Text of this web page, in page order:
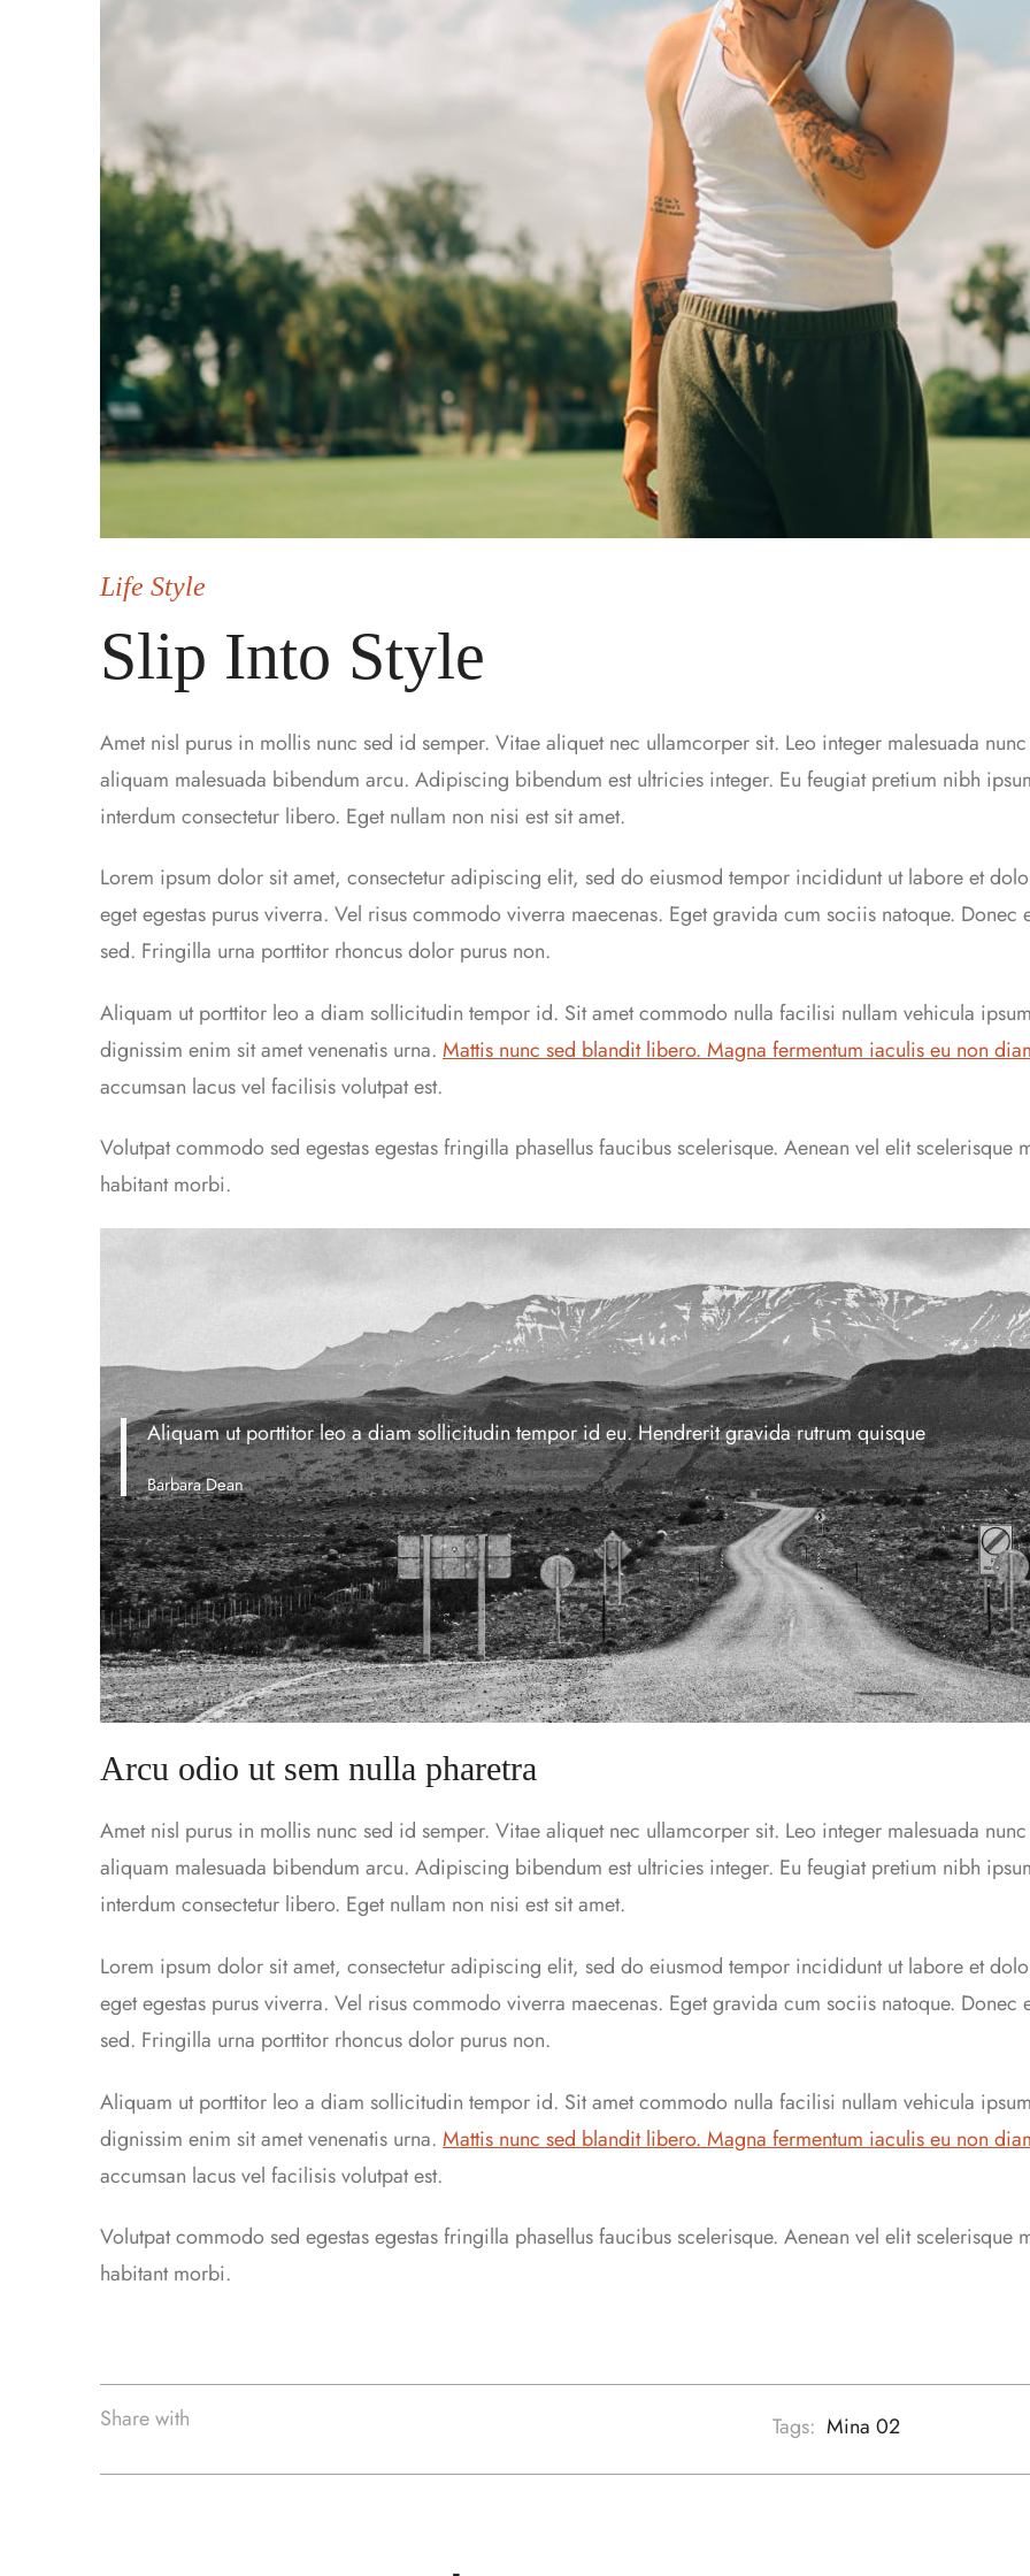
Life Style
Slip Into Style
Amet nisl purus in mollis nunc sed id semper. Vitae aliquet nec ullamcorper sit. Leo integer malesuada
aliquam malesuada bibendum arcu. Adipiscing bibendum est ultricies integer. Eu feugiat pretium nibh
interdum consectetur libero. Eget nullam non nisi est sit amet.
Lorem ipsum dolor sit amet, consectetur adipiscing elit, sed do eiusmod tempor incididunt ut labore et
eget egestas purus viverra. Vel risus commodo viverra maecenas. Eget gravida cum sociis natoque.
sed. Fringilla urna porttitor rhoncus dolor purus non.
Aliquam ut porttitor leo a diam sollicitudin tempor id. Sit amet commodo nulla facilisi nullam vehicula
dignissim enim sit amet venenatis urna. Mattis nunc sed blandit libero. Magna fermentum iaculis eu non
accumsan lacus vel facilisis volutpat est.
Volutpat commodo sed egestas egestas fringilla phasellus faucibus scelerisque. Aenean vel elit scelerisque
habitant morbi.
Aliquam ut porttitor leo a diam sollicitudin tempor id eu. Hendrerit gravida rutrum quisque
Barbara Dean
Arcu odio ut sem nulla pharetra
Amet nisl purus in mollis nunc sed id semper. Vitae aliquet nec ullamcorper sit. Leo integer malesuada
aliquam malesuada bibendum arcu. Adipiscing bibendum est ultricies integer. Eu feugiat pretium nibh
interdum consectetur libero. Eget nullam non nisi est sit amet.
Lorem ipsum dolor sit amet, consectetur adipiscing elit, sed do eiusmod tempor incididunt ut labore et
eget egestas purus viverra. Vel risus commodo viverra maecenas. Eget gravida cum sociis natoque.
sed. Fringilla urna porttitor rhoncus dolor purus non.
Aliquam ut porttitor leo a diam sollicitudin tempor id. Sit amet commodo nulla facilisi nullam vehicula
dignissim enim sit amet venenatis urna. Mattis nunc sed blandit libero. Magna fermentum iaculis eu non
accumsan lacus vel facilisis volutpat est.
Volutpat commodo sed egestas egestas fringilla phasellus faucibus scelerisque. Aenean vel elit scelerisque
habitant morbi.
Share with Tags: Mina 02